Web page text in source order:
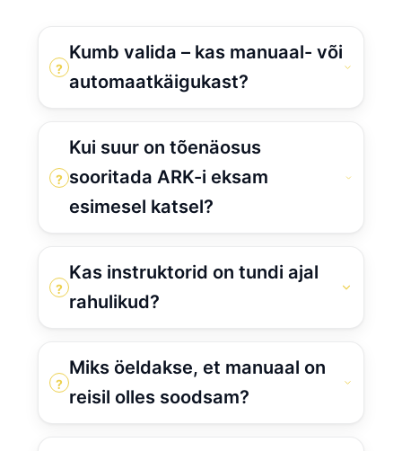
?
Kumb valida – kas manuaal- või
automaatkäigukast?
?
Kui suur on tõenäosus
sooritada ARK-i eksam
esimesel katsel?
?
Kas instruktorid on tundi ajal
rahulikud?
?
Miks öeldakse, et manuaal on
reisil olles soodsam?